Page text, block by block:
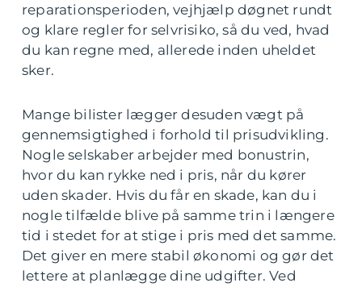
reparationsperioden, vejhjælp døgnet rundt
og klare regler for selvrisiko, så du ved, hvad
du kan regne med, allerede inden uheldet
sker.
Mange bilister lægger desuden vægt på
gennemsigtighed i forhold til prisudvikling.
Nogle selskaber arbejder med bonustrin,
hvor du kan rykke ned i pris, når du kører
uden skader. Hvis du får en skade, kan du i
nogle tilfælde blive på samme trin i længere
tid i stedet for at stige i pris med det samme.
Det giver en mere stabil økonomi og gør det
lettere at planlægge dine udgifter. Ved